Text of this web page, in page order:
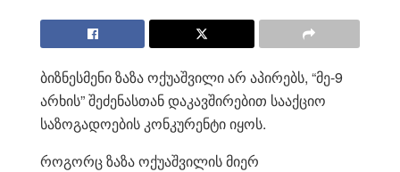
ბიზნესმენი ზაზა ოქუაშვილი არ აპირებს, “მე-9
არხის” შეძენასთან დაკავშირებით სააქციო
საზოგადოების კონკურენტი იყოს.
როგორც ზაზა ოქუაშვილის მიერ